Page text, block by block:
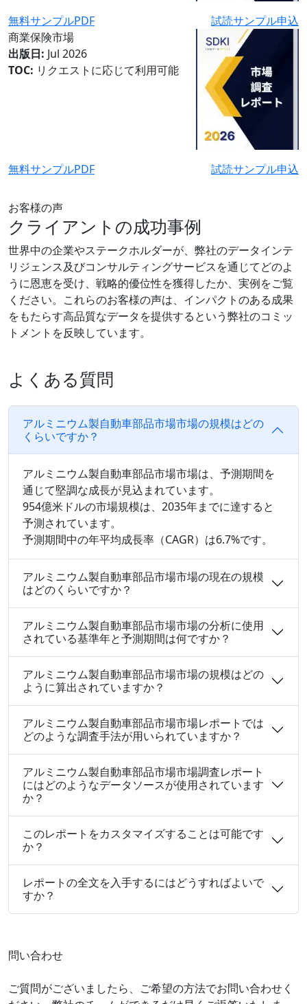
無料サンプルPDF
試読サンプル申込
商業保険市場
出版日: Jul 2026
TOC: リクエストに応じて利用可能
無料サンプルPDF 試読サンプル申込
お客様の声
クライアントの成功事例
世界中の企業やステークホルダーが、弊社のデータインテ
リジェンス及びコンサルティングサービスを通じてどのよ
うに恩恵を受け、戦略的優位性を獲得したか、実例をご覧
ください。これらのお客様の声は、インパクトのある成果
をもたらす高品質なデータを提供するという弊社のコミッ
トメントを反映しています。
よくある質問
アルミニウム製自動車部品市場市場の規模はどの
くらいですか？
アルミニウム製自動車部品市場市場は、予測期間を
通じて堅調な成長が見込まれています。
954億米ドルの市場規模は、2035年までに達すると
予測されています。
予測期間中の年平均成長率（CAGR）は6.7%です。
アルミニウム製自動車部品市場市場の現在の規模
はどのくらいですか？
アルミニウム製自動車部品市場市場の分析に使用
されている基準年と予測期間は何ですか？
アルミニウム製自動車部品市場市場の規模はどの
ように算出されていますか？
アルミニウム製自動車部品市場市場レポートでは
どのような調査手法が用いられていますか？
アルミニウム製自動車部品市場市場調査レポート
にはどのようなデータソースが使用されています
か？
このレポートをカスタマイズすることは可能です
か？
レポートの全文を入手するにはどうすればよいで
すか？
問い合わせ
ご質問がございましたら、ご希望の方法でお問い合わせく